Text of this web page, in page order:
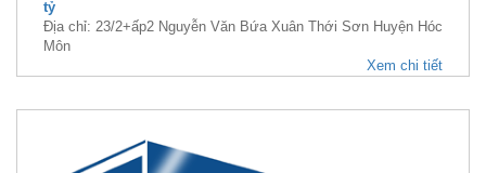
tỷ
Địa chỉ: 23/2+ấp2 Nguyễn Văn Bứa Xuân Thới Sơn Huyện Hóc
Môn
Xem chi tiết